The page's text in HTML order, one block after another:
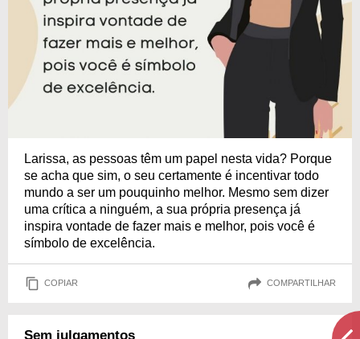
Larissa, as pessoas têm um papel nesta vida? Porque
se acha que sim, o seu certamente é incentivar todo
mundo a ser um pouquinho melhor. Mesmo sem dizer
uma crítica a ninguém, a sua própria presença já
inspira vontade de fazer mais e melhor, pois você é
símbolo de excelência.
COPIAR COMPARTILHAR
Sem julgamentos